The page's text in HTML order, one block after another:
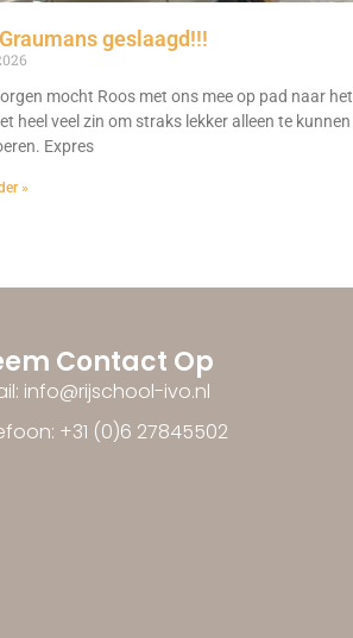
geslaagd!!!
mocht Roos met ons mee op pad naar het
heel veel zin om straks lekker alleen te kunnen
Expres
»
Contact Op
info@rijschool-ivo.nl
+31 (0)6 27845502